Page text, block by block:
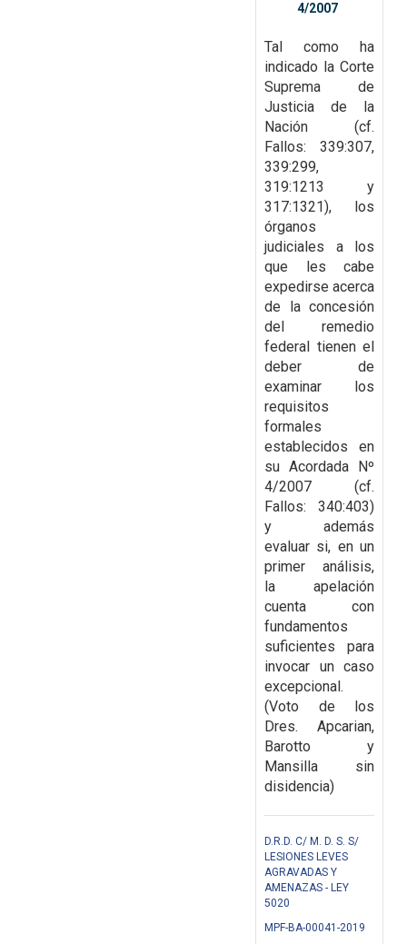
4/2007
Tal como ha
indicado la Corte
Suprema de
Justicia de la
Nación (cf.
Fallos: 339:307,
339:299,
319:1213 y
317:1321), los
órganos
judiciales a los
que les cabe
expedirse acerca
de la concesión
del remedio
federal tienen el
deber de
examinar los
requisitos
formales
establecidos en
su Acordada Nº
4/2007 (cf.
Fallos: 340:403)
y además
evaluar si, en un
primer análisis,
la apelación
cuenta con
fundamentos
suficientes para
invocar un caso
excepcional.
(Voto de los
Dres. Apcarian,
Barotto y
Mansilla sin
disidencia)
D.R.D. C/ M. D. S. S/
LESIONES LEVES
AGRAVADAS Y
AMENAZAS - LEY
5020
MPF-BA-00041-2019